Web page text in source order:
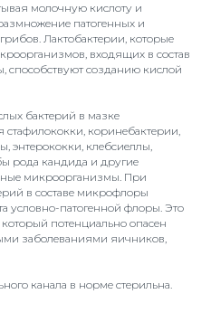
молочную кислоту и
патогенных и
Лактобактерии, которые
входящих в состав
созданию кислой
бактерий в мазке
стафилококки, коринебактерии,
энтерококки, клебсиеллы,
рода кандида и другие
микроорганизмы. При
в составе микрофлоры
условно-патогенной флоры. Это
потенциально опасен
заболеваниями яичников,
канала в норме стерильна.